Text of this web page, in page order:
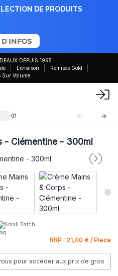
DE PRODUITS
DEPUIS 1995
Livraison
Remises Gold
Sur Volume
01
- Clémentine - 300ml
Small Batch
RRP : 21,00 € / Piece
pour accéder aux prix de gros